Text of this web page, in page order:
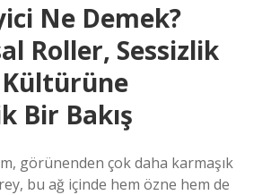
Ne Demek?
Roller, Sessizlik
Bir Bakış
görünenden çok daha karmaşık
bu ağ içinde hem özne hem de